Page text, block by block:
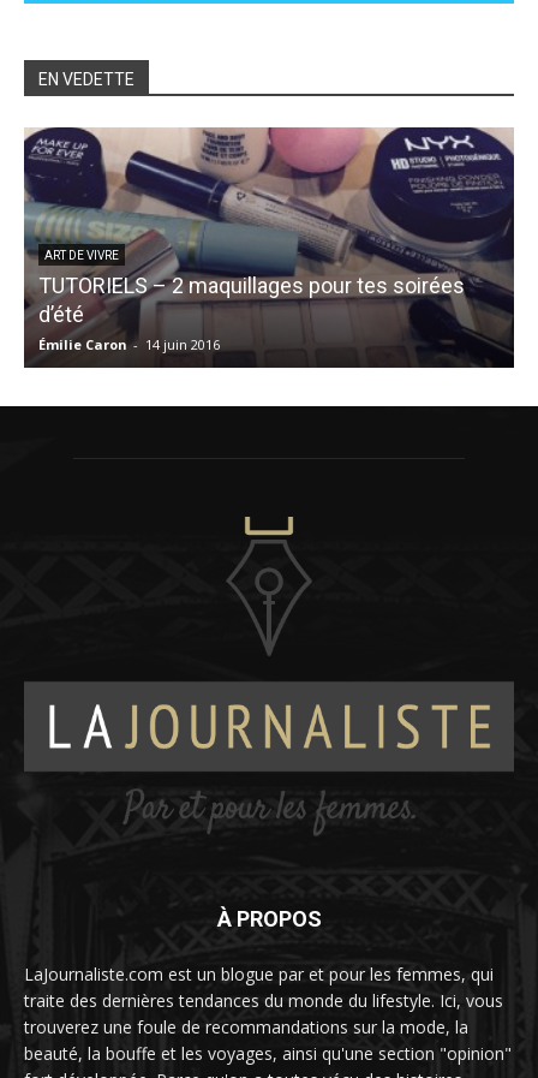
EN VEDETTE
ART DE VIVRE
TUTORIELS – 2 maquillages pour tes soirées
d’été
Émilie Caron - 14 juin 2016
À PROPOS
LaJournaliste.com est un blogue par et pour les femmes, qui
traite des dernières tendances du monde du lifestyle. Ici, vous
trouverez une foule de recommandations sur la mode, la
beauté, la bouffe et les voyages, ainsi qu'une section "opinion"